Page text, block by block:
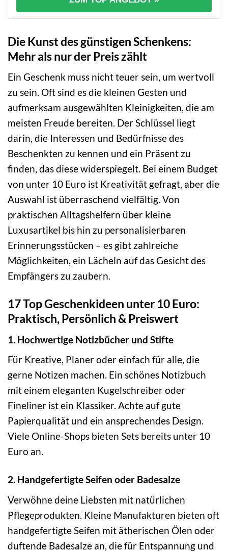
Die Kunst des günstigen Schenkens:
Mehr als nur der Preis zählt
Ein Geschenk muss nicht teuer sein, um wertvoll
zu sein. Oft sind es die kleinen Gesten und
aufmerksam ausgewählten Kleinigkeiten, die am
meisten Freude bereiten. Der Schlüssel liegt
darin, die Interessen und Bedürfnisse des
Beschenkten zu kennen und ein Präsent zu
finden, das diese widerspiegelt. Bei einem Budget
von unter 10 Euro ist Kreativität gefragt, aber die
Auswahl ist überraschend vielfältig. Von
praktischen Alltagshelfern über kleine
Luxusartikel bis hin zu personalisierbaren
Erinnerungsstücken – es gibt zahlreiche
Möglichkeiten, ein Lächeln auf das Gesicht des
Empfängers zu zaubern.
17 Top Geschenkideen unter 10 Euro:
Praktisch, Persönlich & Preiswert
1. Hochwertige Notizbücher und Stifte
Für Kreative, Planer oder einfach für alle, die
gerne Notizen machen. Ein schönes Notizbuch
mit einem eleganten Kugelschreiber oder
Fineliner ist ein Klassiker. Achte auf gute
Papierqualität und ein ansprechendes Design.
Viele Online-Shops bieten Sets bereits unter 10
Euro an.
2. Handgefertigte Seifen oder Badesalze
Verwöhne deine Liebsten mit natürlichen
Pflegeprodukten. Kleine Manufakturen bieten oft
handgefertigte Seifen mit ätherischen Ölen oder
duftende Badesalze an, die für Entspannung und